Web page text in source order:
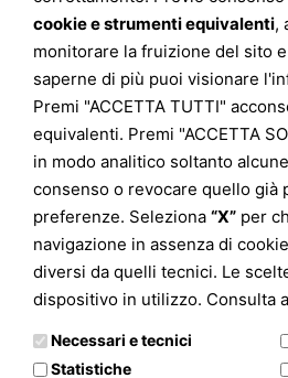
cookie e strumenti equivalenti,
monitorare la fruizione del sito
saperne di più puoi visionare
Premi "ACCETTA TUTTI"
equivalenti. Premi "ACCETTA
in modo analitico soltanto
consenso o revocare quello
preferenze. Seleziona “X” per
navigazione in assenza di
diversi da quelli tecnici. Le
dispositivo in utilizzo. Consulta
Necessari e tecnici
Statistiche